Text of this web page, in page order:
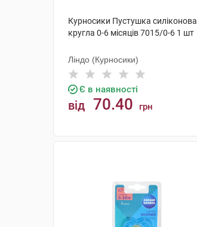
Курносики Пустушка силіконова
кругла 0-6 місяців 7015/0-6 1 шт
Ліндо (Курносики)
Є в наявності
від 70.40 грн